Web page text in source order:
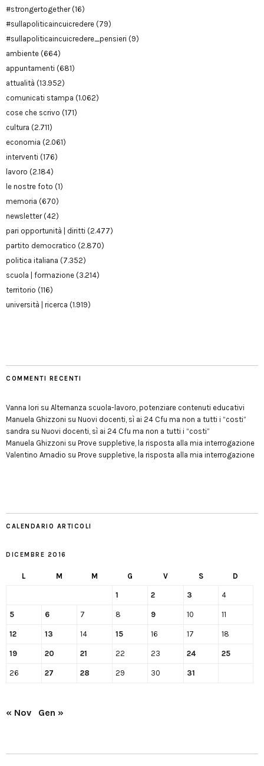
#strongertogether(16)
#sullapoliticaincuicredere (79)
#sullapoliticaincuicredere_pensieri (9)
ambiente (664)
appuntamenti (681)
attualità (13.952)
comunicati stampa (1.062)
cose che scrivo (171)
cultura (2.711)
economia (2.061)
interventi (176)
lavoro (2.184)
le nostre foto (1)
memoria (670)
newsletter(42)
pari opportunità | diritti (2.477)
partito democratico (2.870)
politica italiana (7.352)
scuola | formazione (3.214)
territorio (116)
università | ricerca (1.919)
COMMENTI RECENTI
Vanna Iori su Alternanza scuola-lavoro, potenziare contenuti educativi
Manuela Ghizzoni su Nuovi docenti, sì ai 24 Cfu ma non a tutti i “costi”
sandra su Nuovi docenti, sì ai 24 Cfu ma non a tutti i “costi”
Manuela Ghizzoni su Prove suppletive, la risposta alla mia interrogazione
Valentino Amadio su Prove suppletive, la risposta alla mia interrogazione
CALENDARIO ARTICOLI
DICEMBRE 2016
L M M G V S D
1 2 3 4
5 6 7 8 9 10 11
12 13 14 15 16 17 18
19 20 21 22 23 24 25
26 27 28 29 30 31
« Nov Gen »